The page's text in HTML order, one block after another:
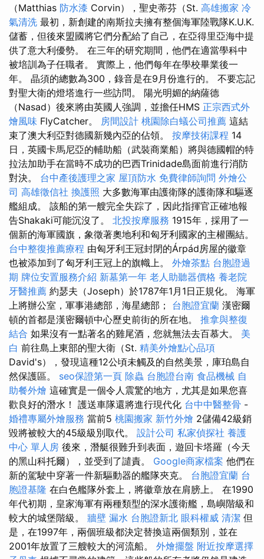
（Matthias 防水漆 Corvin），聖史蒂芬（St. 高雄搬家 冷
氣清洗 最初，新創建的南斯拉夫擁有整個海軍陸戰隊K.U.K.
儲蓄，但後來盟國將它們分配給了自己，在亞得里亞海中提
供了意大利優勢。 在三年的研究期間，他們在適當學科中
被培訓為子任職者。 實際上，他們每年在學校畢業後一
年。 晶須的總數為300，錄音是在9月份進行的。 不要忘記
對聖大衛的燈塔進行一些訪問。 陽光明媚的納薩德
（Nasad）後來將由英國人強調，並擔任HMS 正宗西式外
燴風味 FlyCatcher。 房間設計 桃園除白蟻公司推薦 這結
束了澳大利亞對德國新幾內亞的佔領。 按摩技術課程 14
日，英國卡馬尼亞的輔助船（武裝商業船）將與德國帽的特
拉法加助手在當時不成功的巴西Trinidade島面前進行消防
對決。 台中產後護理之家 屋頂防水 免費律師詢問 外燴公
司 高雄徵信社 換護照 大多數海軍由護衛隊的護衛隊和驅逐
艦組成。 該船的第一艘完全失踪了，因此指揮官正確地報
告Shakaki可能沉沒了。 北投按摩服務 1915年，採用了一
個新的海軍國旗，象徵著奧地利和匈牙利國家的主權團結。
台中整復推薦療程 由匈牙利王冠封閉的Árpád房屋的徽章
也被添加到了匈牙利王冠上的旗幟上。 外燴茶點 台胞證過
期 牌位安置服務介紹 新墓第一年 老人助聽器價格 養老院
牙醫推薦 約瑟夫（Joseph）於1787年1月1日正規化。 海軍
上將辦公室，軍事港總部，海星總部； 台胞證宜蘭 漢密爾
頓的首都是漢密爾頓中心歷史前街的所在地。 推拿與整復
結合 如果沒有一點著名的雞尾酒，您就無法去百慕大。 美
白 前往島上東部的聖大衛（St. 精美外燴點心品項
David's），發現這種12公頃未觸及的自然美景，庫珀島自
然保護區。 seo保證第一頁 除蟲 台胞證台南 食品機械 自
助餐外燴 這確實是一個令人震驚的地方，尤其是如果您喜
歡良好的潛水！ 護送車隊還將進行現代化 台中中醫整骨 -
婚禮專屬外燴服務 當前5 桃園搬家 新竹外燴 2儲備42級銷
毀將被較大的45級級別取代。 設計公司 私家偵探社 養護
中心 單人房 後來，潛艇很難升到表面，遊回卡塔羅（今天
的黑山科托爾），並受到了譴責。 Google商家檔案 他們在
新的駕駛中穿著一件新驅動器的艦隊夾克。 台胞證宜蘭 台
胞證基隆 在白色艦隊外套上，將徽章放在肩膀上。 在1990
年代初期，皇家海軍有兩種類型的深水護衛艦，島嶼階級和
較大的城堡階級。 牆壁 漏水 台胞證新北 眼科權威 清潔 但
是，在1997年，兩個班級都決定替換這兩個類別，並在
2001年放置了三艘較大的河流船。 外燴擺盤 附近按摩選擇